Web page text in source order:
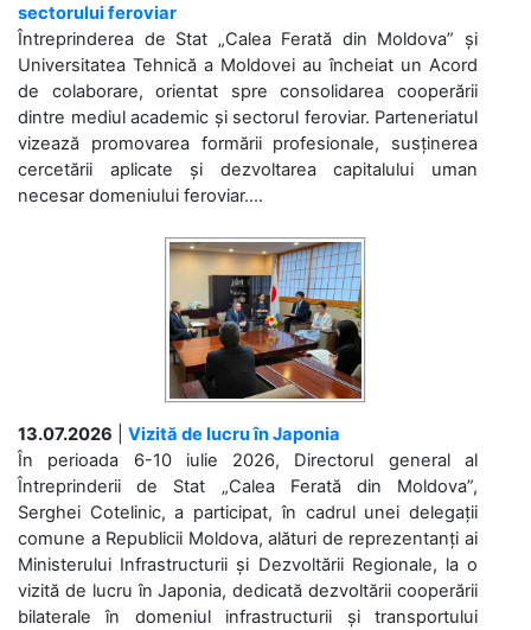
sectorului feroviar
Întreprinderea de Stat „Calea Ferată din Moldova” și
Universitatea Tehnică a Moldovei au încheiat un Acord
de colaborare, orientat spre consolidarea cooperării
dintre mediul academic și sectorul feroviar. Parteneriatul
vizează promovarea formării profesionale, susținerea
cercetării aplicate și dezvoltarea capitalului uman
necesar domeniului feroviar....
13.07.2026
Vizită de lucru în Japonia
În perioada 6-10 iulie 2026, Directorul general al
Întreprinderii de Stat „Calea Ferată din Moldova”,
Serghei Cotelinic, a participat, în cadrul unei delegații
comune a Republicii Moldova, alături de reprezentanți ai
Ministerului Infrastructurii și Dezvoltării Regionale, la o
vizită de lucru în Japonia, dedicată dezvoltării cooperării
bilaterale în domeniul infrastructurii și transportului